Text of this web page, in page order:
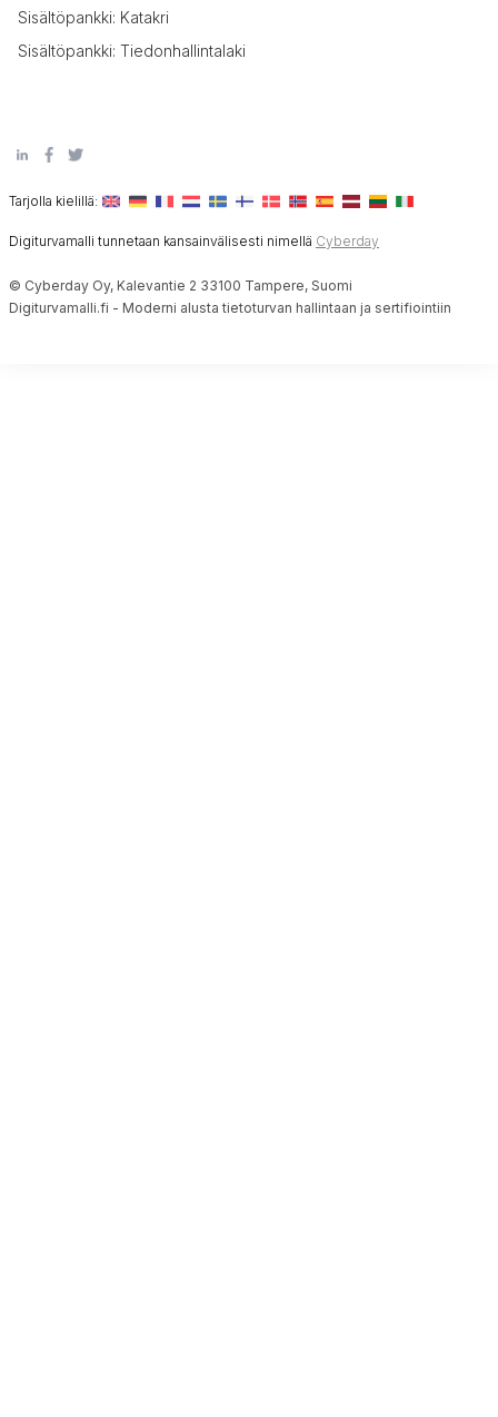
Sisältöpankki: Katakri
Sisältöpankki: Tiedonhallintalaki
Tarjolla kielillä:
Digiturvamalli tunnetaan kansainvälisesti nimellä Cyberday
© Cyberday Oy, Kalevantie 2 33100 Tampere, Suomi
Digiturvamalli.fi - Moderni alusta tietoturvan hallintaan ja sertifiointiin